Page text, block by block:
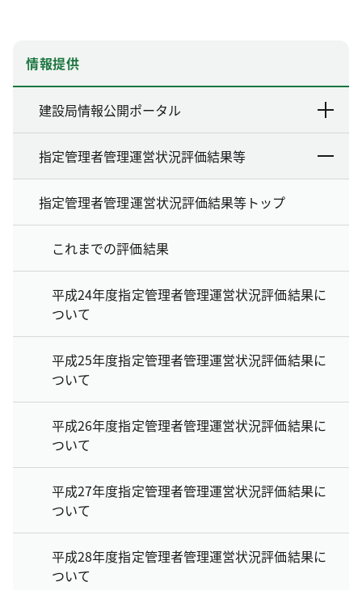
情報提供
建設局情報公開ポータル
指定管理者管理運営状況評価結果等
指定管理者管理運営状況評価結果等トップ
これまでの評価結果
平成24年度指定管理者管理運営状況評価結果に
ついて
平成25年度指定管理者管理運営状況評価結果に
ついて
平成26年度指定管理者管理運営状況評価結果に
ついて
平成27年度指定管理者管理運営状況評価結果に
ついて
平成28年度指定管理者管理運営状況評価結果に
ついて